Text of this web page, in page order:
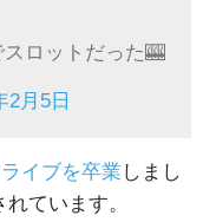
ロットだった🎰
2月5日
イブを卒業 しまし
ています。